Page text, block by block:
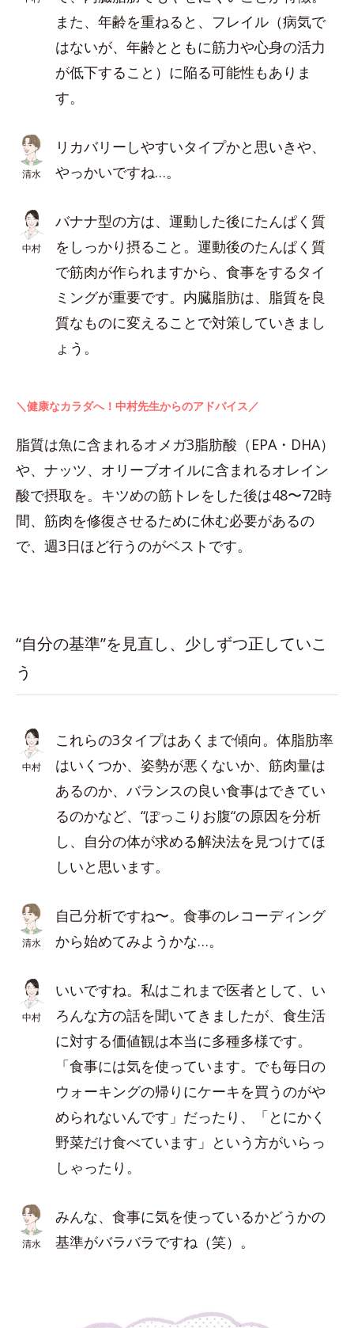
また、年齢を重ねると、フレイル（病気で
はないが、年齢とともに筋力や心身の活力
が低下すること）に陥る可能性もありま
す。
清水
リカバリーしやすいタイプかと思いきや、
やっかいですね…。
中村
バナナ型の方は、運動した後にたんぱく質
をしっかり摂ること。運動後のたんぱく質
で筋肉が作られますから、食事をするタイ
ミングが重要です。内臓脂肪は、脂質を良
質なものに変えることで対策していきまし
ょう。
＼健康なカラダへ！中村先生からのアドバイス／
脂質は魚に含まれるオメガ3脂肪酸（EPA・DHA）
や、ナッツ、オリーブオイルに含まれるオレイン
酸で摂取を。キツめの筋トレをした後は48〜72時
間、筋肉を修復させるために休む必要があるの
で、週3日ほど行うのがベストです。
“自分の基準”を見直し、少しずつ正していこ
う
中村
これらの3タイプはあくまで傾向。体脂肪率
はいくつか、姿勢が悪くないか、筋肉量は
あるのか、バランスの良い食事はできてい
るのかなど、“ぽっこりお腹“の原因を分析
し、自分の体が求める解決法を見つけてほ
しいと思います。
清水
自己分析ですね〜。食事のレコーディング
から始めてみようかな…。
中村
いいですね。私はこれまで医者として、い
ろんな方の話を聞いてきましたが、食生活
に対する価値観は本当に多種多様です。
「食事には気を使っています。でも毎日の
ウォーキングの帰りにケーキを買うのがや
められないんです」だったり、「とにかく
野菜だけ食べています」という方がいらっ
しゃったり。
清水
みんな、食事に気を使っているかどうかの
基準がバラバラですね（笑）。